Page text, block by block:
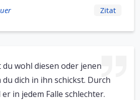
Zitat
wohl diesen oder jenen
du dich in ihn schickst. Durch
in jedem Falle schlechter.